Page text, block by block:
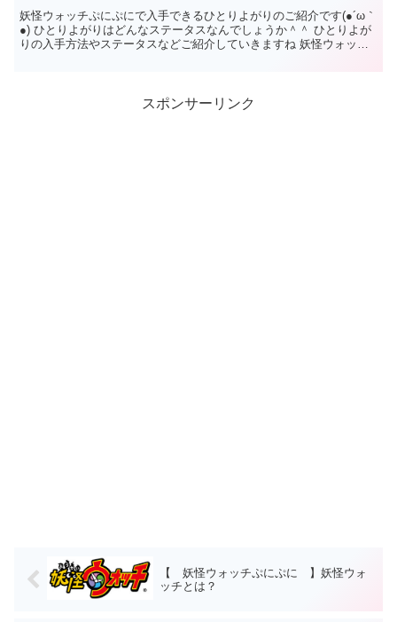
妖怪ウォッチぷにぷにで入手できるひとりよがりのご紹介です(●´ω｀
●) ひとりよがりはどんなステータスなんでしょうか＾＾ ひとりよが
りの入手方法やステータスなどご紹介していきますね 妖怪ウォッチ
スポンサーリンク
【 妖怪ウォッチぷにぷに 】妖怪ウォ
ッチとは？